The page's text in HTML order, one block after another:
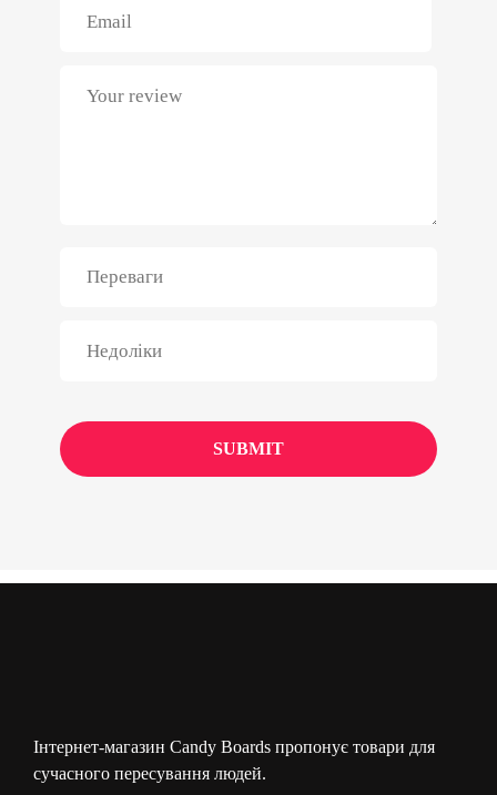
Інтернет-магазин Candy Boards пропонує товари для
сучасного пересування людей.